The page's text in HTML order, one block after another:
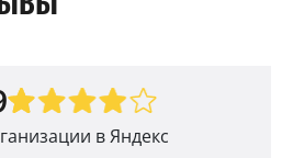
в Яндекс